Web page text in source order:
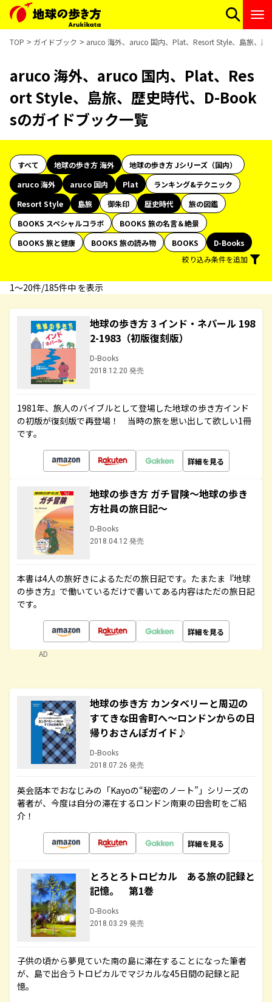
TOP ガイドブック aruco 海外、aruco 国内、Plat、Resort Style、島旅、
aruco 海外、aruco 国内、Plat、Res
ort Style、島旅、歴史時代、D-Book
sのガイドブック一覧
すべて 地球の歩き方 海外
地球の歩き方 Jシリーズ（国内）
aruco 海外
aruco 国内 Plat
ランキング&テクニック
Resort Style
島旅 御朱印 歴史時代
旅の図鑑
BOOKS スペシャルコラボ
BOOKS 旅の名言＆絶景
BOOKS 旅と健康
BOOKS 旅の読み物 BOOKS
D-Books
絞り込み条件を追加
1〜20件/185件中 を表示
地球の歩き方 3 インド・ネパール 198
2-1983（初版復刻版）
D-Books
2018.12.20 発売
1981年、旅人のバイブルとして登場した地球の歩き方インド
の初版が復刻版で再登場！ 当時の旅を思い出して欲しい1冊
です。
詳細を見る
地球の歩き方 ガチ冒険～地球の歩き
方社員の旅日記～
D-Books
2018.04.12 発売
本書は4人の旅好きによるただの旅日記です。たまたま『地球
の歩き方』で働いているだけで書いてある内容はただの旅日記
です。
詳細を見る
AD
地球の歩き方 カンタベリーと周辺の
すてきな田舎町へ～ロンドンからの日
帰りおさんぽガイド♪
D-Books
2018.07.26 発売
英会話本でおなじみの「Kayoの“秘密のノート”」シリーズの
著者が、今度は自分の滞在するロンドン南東の田舎町をご紹
介！
詳細を見る
とろとろトロピカル ある旅の記録と
記憶。 第1巻
D-Books
2018.03.29 発売
子供の頃から夢見ていた南の島に滞在することになった筆者
が、島で出合うトロピカルでマジカルな45日間の記録と記
憶。